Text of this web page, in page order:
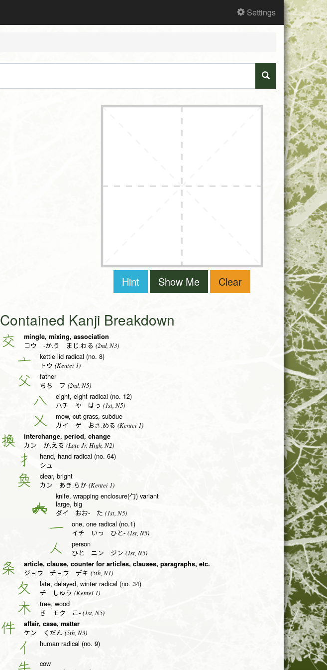
Settings
Hint Show Me Clear
Contained Kanji Breakdown
交 mingle, mixing, association
コウ -か.う まじ.わる (2nd, N3)
亠 kettle lid radical (no. 8)
トウ (Kentei 1)
父 father
ちち フ (2nd, N5)
八 eight, eight radical (no. 12)
ハチ や はっ (1st, N5)
乂 mow, cut grass, subdue
ガイ ゲ おさ.める (Kentei 1)
換 interchange, period, change
カン か.える (Late Jr. High, N2)
扌 hand, hand radical (no. 64)
シュ
奐 clear, bright
カン あき.らか (Kentei 1)
knife, wrapping enclosure(勹) variant
大 large, big
ダイ おお- た (1st, N5)
一 one, one radical (no.1)
イチ いっ ひと- (1st, N5)
人 person
ひと ニン ジン (1st, N5)
条 article, clause, counter for articles, clauses, paragraphs, etc.
ジョウ チョウ デキ (5th, N1)
夂 late, delayed, winter radical (no. 34)
チ しゅう (Kentei 1)
木 tree, wood
き モク こ- (1st, N5)
件 affair, case, matter
ケン くだん (5th, N3)
亻 human radical (no. 9)
cow